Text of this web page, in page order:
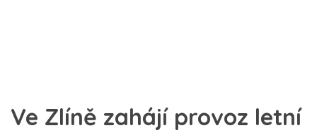
Ve Zlíně zahájí provoz letní